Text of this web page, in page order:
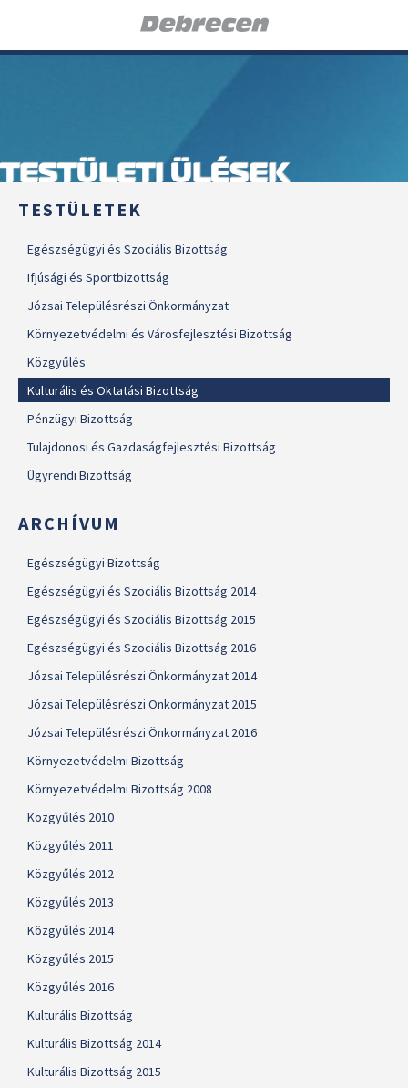
TESTÜLETI ÜLÉSEK
TESTÜLETEK
Egészségügyi és Szociális Bizottság
Ifjúsági és Sportbizottság
Józsai Településrészi Önkormányzat
Környezetvédelmi és Városfejlesztési Bizottság
Közgyűlés
Kulturális és Oktatási Bizottság
Pénzügyi Bizottság
Tulajdonosi és Gazdaságfejlesztési Bizottság
Ügyrendi Bizottság
ARCHÍVUM
Egészségügyi Bizottság
Egészségügyi és Szociális Bizottság 2014
Egészségügyi és Szociális Bizottság 2015
Egészségügyi és Szociális Bizottság 2016
Józsai Településrészi Önkormányzat 2014
Józsai Településrészi Önkormányzat 2015
Józsai Településrészi Önkormányzat 2016
Környezetvédelmi Bizottság
Környezetvédelmi Bizottság 2008
Közgyűlés 2010
Közgyűlés 2011
Közgyűlés 2012
Közgyűlés 2013
Közgyűlés 2014
Közgyűlés 2015
Közgyűlés 2016
Kulturális Bizottság
Kulturális Bizottság 2014
Kulturális Bizottság 2015